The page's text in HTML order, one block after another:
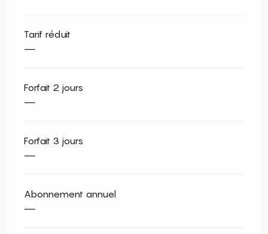
Tarif réduit
—
Forfait 2 jours
—
Forfait 3 jours
—
Abonnement annuel
—